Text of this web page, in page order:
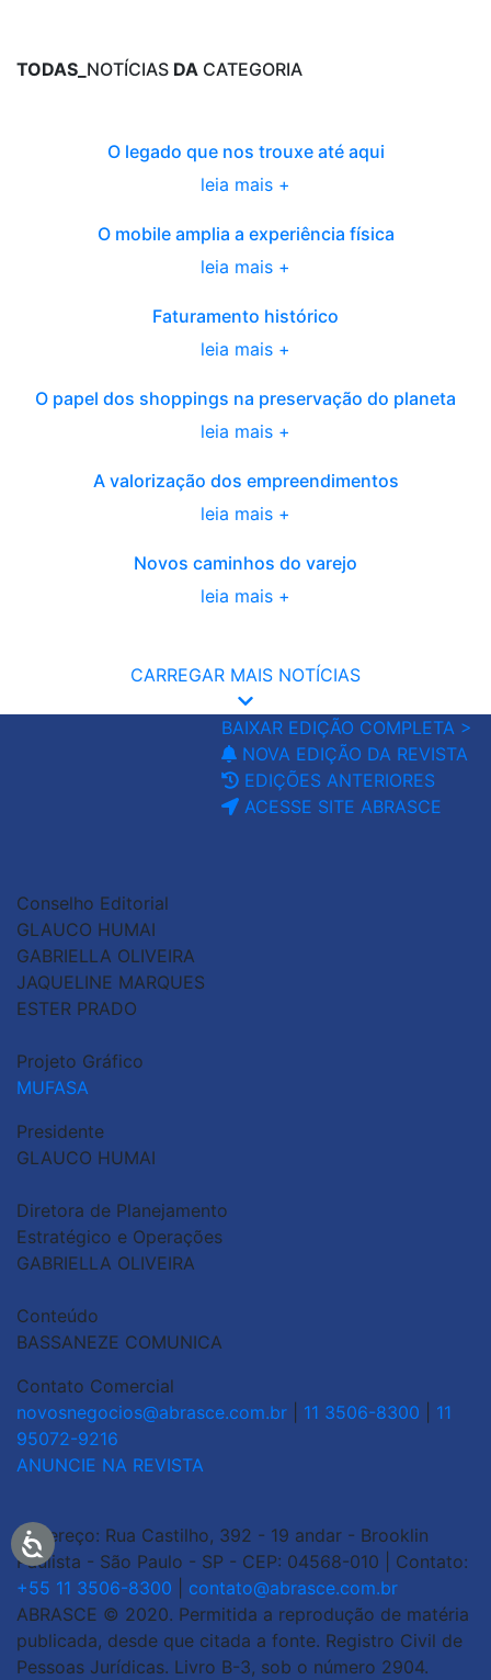
TODAS_ NOTÍCIAS DA CATEGORIA
O legado que nos trouxe até aqui
leia mais +
O mobile amplia a experiência física
leia mais +
Faturamento histórico
leia mais +
O papel dos shoppings na preservação do planeta
leia mais +
A valorização dos empreendimentos
leia mais +
Novos caminhos do varejo
leia mais +
CARREGAR MAIS NOTÍCIAS
BAIXAR EDIÇÃO COMPLETA >
NOVA EDIÇÃO DA REVISTA
EDIÇÕES ANTERIORES
ACESSE SITE ABRASCE
Conselho Editorial
GLAUCO HUMAI
GABRIELLA OLIVEIRA
JAQUELINE MARQUES
ESTER PRADO
Projeto Gráfico
MUFASA
Presidente
GLAUCO HUMAI
Diretora de Planejamento
Estratégico e Operações
GABRIELLA OLIVEIRA
Conteúdo
BASSANEZE COMUNICA
Contato Comercial
novosnegocios@abrasce.com.br
11 3506-8300
11
95072-9216
ANUNCIE NA REVISTA
Endereço: Rua Castilho, 392 - 19 andar - Brooklin
Paulista - São Paulo - SP - CEP: 04568-010 | Contato:
+55 11 3506-8300
contato@abrasce.com.br
ABRASCE © 2020. Permitida a reprodução de matéria
publicada, desde que citada a fonte. Registro Civil de
Pessoas Jurídicas. Livro B-3, sob o número 2904.